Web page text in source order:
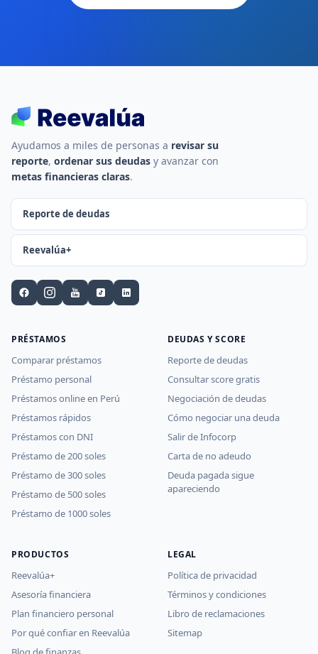
Ayudamos a miles de personas a revisar su
reporte, ordenar sus deudas y avanzar con
metas financieras claras.
Reporte de deudas
Reevalúa+
PRÉSTAMOS
Comparar préstamos
Préstamo personal
Préstamos online en Perú
Préstamos rápidos
Préstamos con DNI
Préstamo de 200 soles
Préstamo de 300 soles
Préstamo de 500 soles
Préstamo de 1000 soles
DEUDAS Y SCORE
Reporte de deudas
Consultar score gratis
Negociación de deudas
Cómo negociar una deuda
Salir de Infocorp
Carta de no adeudo
Deuda pagada sigue
apareciendo
PRODUCTOS
Reevalúa+
Asesoría financiera
Plan financiero personal
Por qué confiar en Reevalúa
LEGAL
Política de privacidad
Términos y condiciones
Libro de reclamaciones
Sitemap